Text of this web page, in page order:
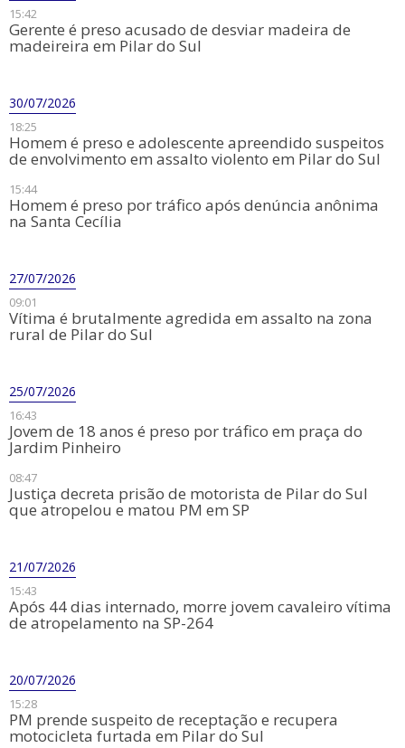
15:42
​Gerente é preso acusado de desviar madeira de
madeireira em Pilar do Sul
30/07/2026
18:25
Homem é preso e adolescente apreendido suspeitos
de envolvimento em assalto violento em Pilar do Sul
15:44
​Homem é preso por tráfico após denúncia anônima
na Santa Cecília
27/07/2026
09:01
Vítima é brutalmente agredida em assalto na zona
rural de Pilar do Sul
25/07/2026
16:43
Jovem de 18 anos é preso por tráfico em praça do
Jardim Pinheiro
08:47
Justiça decreta prisão de motorista de Pilar do Sul
que atropelou e matou PM em SP
21/07/2026
15:43
​Após 44 dias internado, morre jovem cavaleiro vítima
de atropelamento na SP-264
20/07/2026
15:28
PM prende suspeito de receptação e recupera
motocicleta furtada em Pilar do Sul